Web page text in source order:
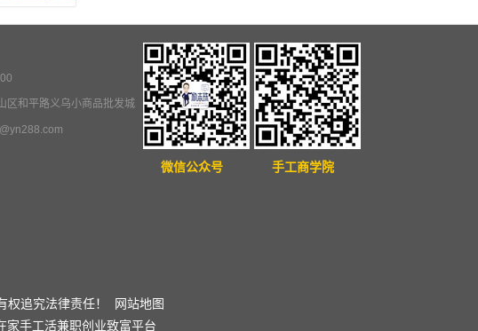
区和平路义乌小商品批发城
微信公众号 手工商学院
权追究法律责任！
网站地图
家手工活兼职创业致富平台